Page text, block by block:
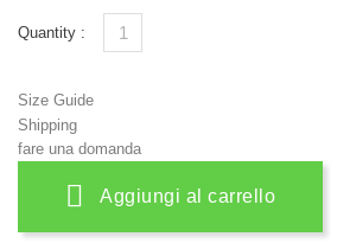
Quantity :
Size Guide
Shipping
fare una domanda
Aggiungi al carrello